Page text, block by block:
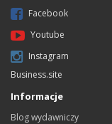
Facebook
Youtube
Instagram
Business.site
Informacje
Blog wydawniczy